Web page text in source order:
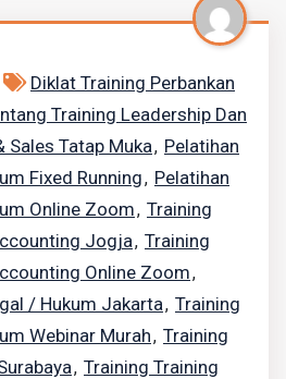
Diklat Training Perbankan
Training Leadership Dan
Sales Tatap Muka, Pelatihan
Fixed Running, Pelatihan
Online Zoom, Training
Jogja, Training
Online Zoom,
/ Hukum Jakarta, Training
Webinar Murah, Training
, Training Training